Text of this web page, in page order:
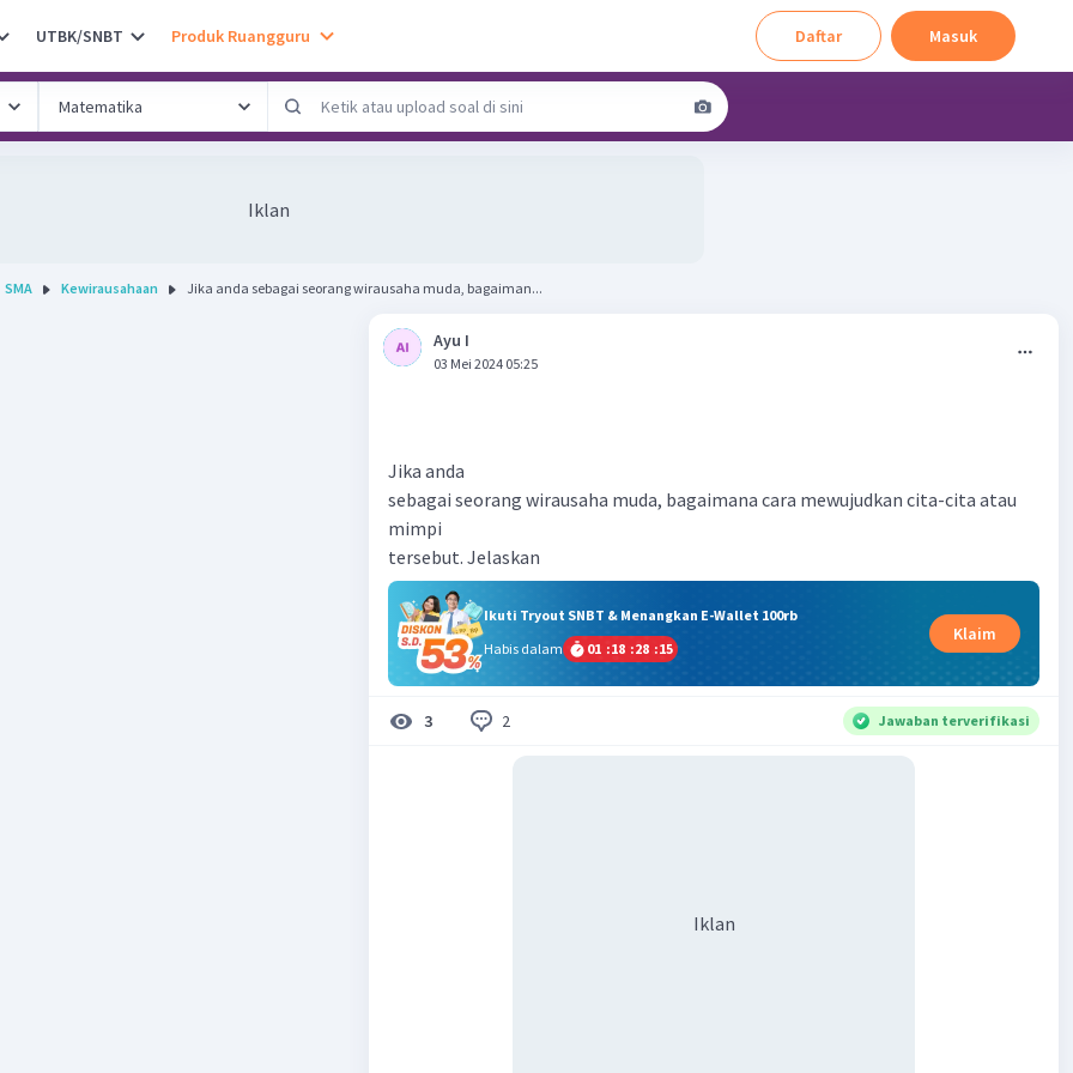
UTBK/SNBT Produk Ruangguru Daftar Masuk
Iklan
SMA Kewirausahaan Jika anda sebagai seorang wirausaha muda, bagaiman...
Ayu I
03 Mei 2024 05:25
Jika anda
sebagai seorang wirausaha muda, bagaimana cara mewujudkan cita-cita atau
mimpi
tersebut. Jelaskan
Ikuti Tryout SNBT & Menangkan E-Wallet 100rb
Habis dalam
01 :18 :28 :15
Klaim
3 2 Jawaban terverifikasi
Iklan